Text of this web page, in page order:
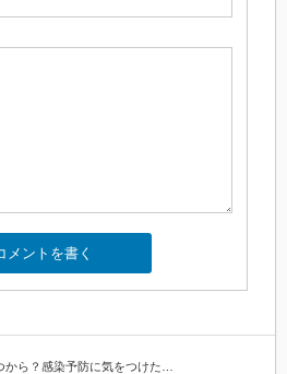
から？感染予防に気をつけた…